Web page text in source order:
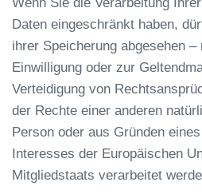
Daten eingeschränkt haben,
ihrer Speicherung abgesehen
Einwilligung oder zur
Verteidigung von
der Rechte einer anderen
Person oder aus Gründen
Interesses der Europäischen
Mitgliedstaats verarbeitet